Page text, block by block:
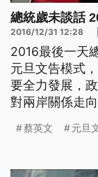
總統歲未談話
2016/12/31 12:28
2016最後一天
元旦文告模式
要全力發展，
對兩岸關係走向加
機巡台和遼寧
退回對台灣分
蔡英文 元旦